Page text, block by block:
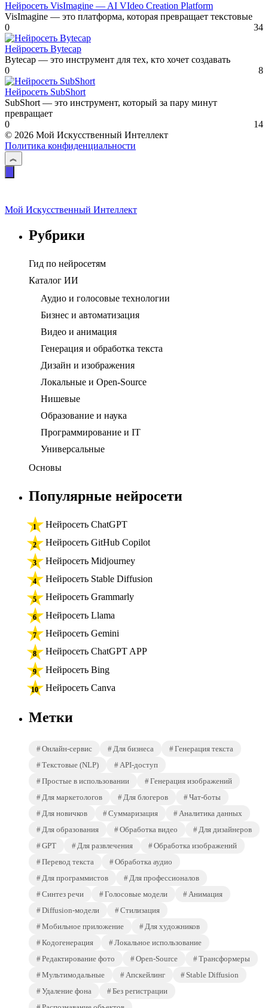
Нейросеть VisImagine — AI VIdeo Creation Platform
VisImagine — это платформа, которая превращает текстовые
0
34
Нейросеть Bytecap
Bytecap — это инструмент для тех, кто хочет создавать
0
8
Нейросеть SubShort
SubShort — это инструмент, который за пару минут
превращает
0
14
© 2026 Мой Искусственный Интеллект
Политика конфиденциальности
Мой Искусственный Интеллект
Рубрики
Гид по нейросетям
Каталог ИИ
Аудио и голосовые технологии
Бизнес и автоматизация
Видео и анимация
Генерация и обработка текста
Дизайн и изображения
Локальные и Open-Source
Нишевые
Образование и наука
Программирование и IT
Универсальные
Основы
Популярные нейросети
Нейросеть ChatGPT
Нейросеть GitHub Copilot
Нейросеть Midjourney
Нейросеть Stable Diffusion
Нейросеть Grammarly
Нейросеть Llama
Нейросеть Gemini
Нейросеть ChatGPT APP
Нейросеть Bing
Нейросеть Canva
Метки
Онлайн-сервис Для бизнеса
Генерация текста
Текстовые (NLP)
API-доступ
Простые в использовании
Генерация изображений
Для маркетологов
Для блогеров
Чат-боты
Для новичков
Суммаризация
Аналитика данных
Для образования
Обработка видео
Для дизайнеров
GPT
Для развлечения
Обработка изображений
Перевод текста
Обработка аудио
Для программистов
Для профессионалов
Синтез речи
Голосовые модели
Анимация
Diffusion-модели
Стилизация
Мобильное приложение
Для художников
Кодогенерация
Локальное использование
Редактирование фото
Open-Source
Трансформеры
Мультимодальные
Апскейлинг
Stable Diffusion
Удаление фона
Без регистрации